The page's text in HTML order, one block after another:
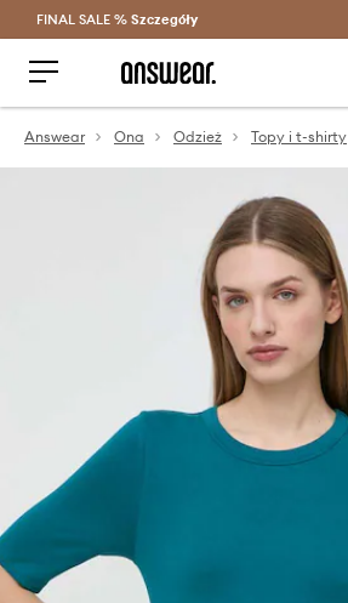
Oszczędzaj z Answear Club >
FINAL SALE % Szczegóły
Answear Ona Odzież Topy i t-shirty